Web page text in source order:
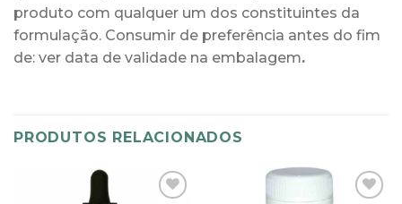
produto com qualquer um dos constituintes da
formulação. Consumir de preferência antes do fim
de: ver data de validade na embalagem.
PRODUTOS RELACIONADOS